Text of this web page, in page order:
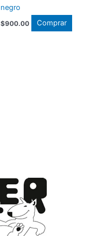
negro
$900.00 Comprar